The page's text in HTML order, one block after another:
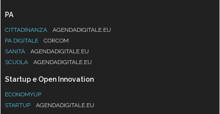
PA
CITTADINANZA
AGENDADIGITALE.EU
PA DIGITALE
CORCOM
SANITÀ
AGENDADIGITALE.EU
SCUOLA
AGENDADIGITALE.EU
Startup e Open Innovation
ECONOMYUP
STARTUP
AGENDADIGITALE.EU